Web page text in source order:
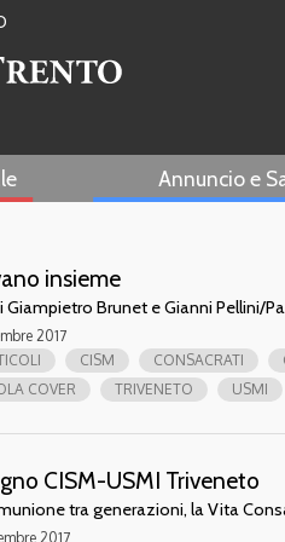
Annuncio e
insieme
Giampietro Brunet e Gianni Pellini/
2017
CISM CONSACRATI
COVER
TRIVENETO USMI
CISM-USMI Triveneto
tra generazioni, la Vita
2017